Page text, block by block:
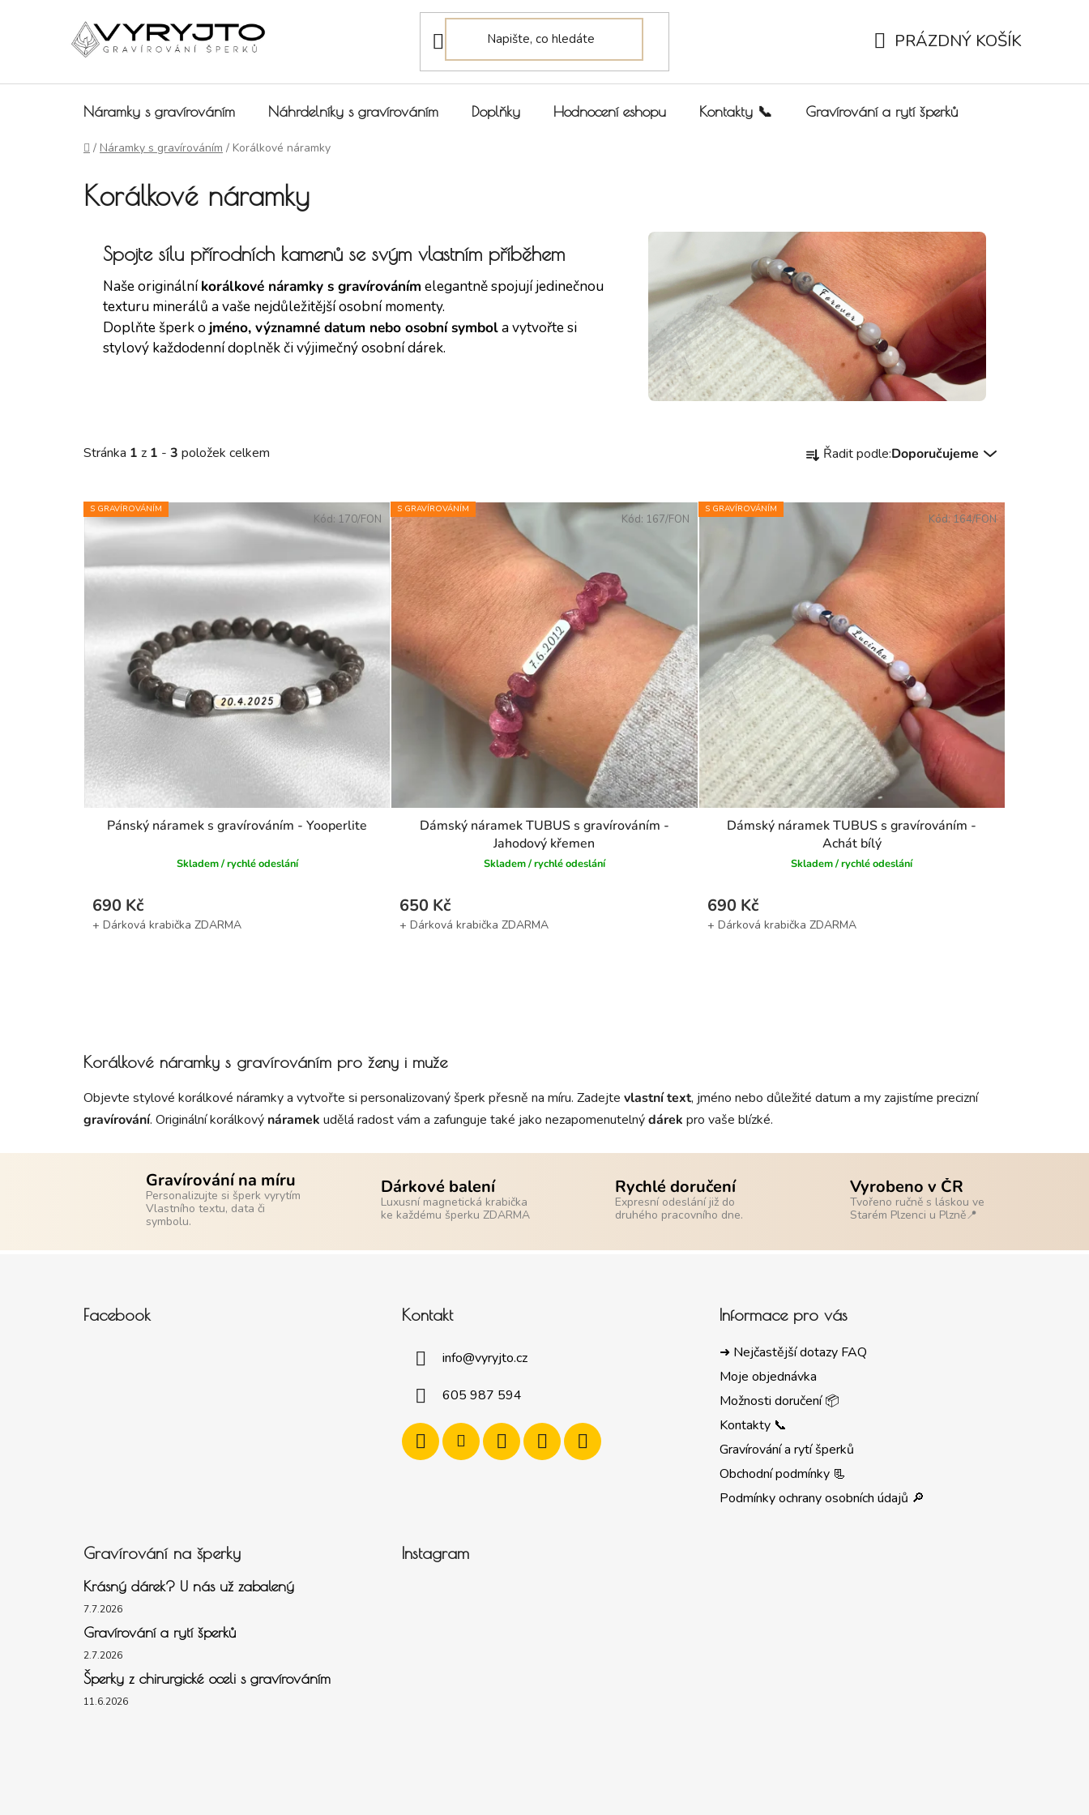
PRÁZDNÝ KOŠÍK
Náramky s gravírováním Náhrdelníky s gravírováním Doplňky Hodnocení eshopu Kontakty 📞 Gravírování a rytí šperků
Domů
/ Náramky s gravírováním / Korálkové náramky
Korálkové náramky
Spojte sílu přírodních kamenů se svým vlastním příběhem
Naše originálníkorálkové náramky s gravírovánímelegantně spojují jedinečnou
texturu minerálů a vaše nejdůležitější osobní momenty.
Doplňte šperk o jméno, významné datum nebo osobní symbola vytvořte si
stylový každodenní doplněk či výjimečný osobní dárek.
Stránka 1 z 1 - 3 položek celkem
Řazení produktů
Řadit podle:Doporučujeme
Výpis produktů
S GRAVÍROVÁNÍM
Pánský náramek s gravírováním - Yooperlite
Skladem / rychlé odeslání
690 Kč
Kód: 170/FON
S GRAVÍROVÁNÍM
Dámský náramek TUBUS s gravírováním -
Jahodový křemen
Skladem / rychlé odeslání
650 Kč
Kód: 167/FON
S GRAVÍROVÁNÍM
Dámský náramek TUBUS s gravírováním -
Achát bílý
Skladem / rychlé odeslání
690 Kč
Kód: 164/FON
Korálkové náramky s gravírováním pro ženy i muže
Objevte stylové korálkové náramky a vytvořte si personalizovaný šperk přesně na míru. Zadejte vlastní text, jméno nebo důležité datum a my zajistíme precizní
gravírování. Originální korálkový náramek udělá radost vám a zafunguje také jako nezapomenutelnýdárek pro vaše blízké.
Gravírování na míru
Personalizujte si šperk vyrytím
Vlastního textu, data či
symbolu.
Dárkové balení
Luxusní magnetická krabička
ke každému šperku ZDARMA
Rychlé doručení
Expresní odeslání již do
druhého pracovního dne.
Vyrobeno v ČR
Tvořeno ručně s láskou ve
Starém Plzenci u Plzně📍
Facebook Kontakt
info@vyryjto.cz
605 987 594
Informace pro vás
➜ Nejčastější dotazy FAQ
Moje objednávka
Možnosti doručení 📦
Kontakty 📞
Gravírování a rytí šperků
Obchodní podmínky 📃
Podmínky ochrany osobních údajů 🔎
Gravírování na šperky
Krásný dárek? U nás už zabalený
7.7.2026
Gravírování a rytí šperků
2.7.2026
Šperky z chirurgické oceli s gravírováním
11.6.2026
Instagram